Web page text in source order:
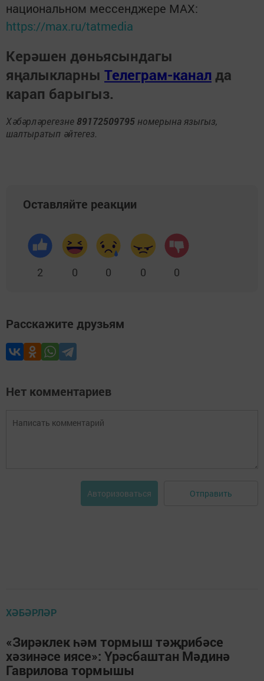
национальном мессенджере MАХ:
https://max.ru/tatmedia
Керәшен дөньясындагы
яңалыкларны Телеграм-канал да
карап барыгыз.
Хәбәрләрегезне 89172509795 номерына языгыз,
шалтыратып әйтегез.
Оставляйте реакции
2 0 0 0 0
Расскажите друзьям
Нет комментариев
Авторизоваться Отправить
ХӘБӘРЛӘР
«Зирәклек һәм тормыш тәҗрибәсе
хәзинәсе иясе»: Үрәсбаштан Мәдинә
Гаврилова тормышы